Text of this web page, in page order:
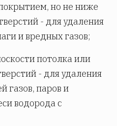
но не ниже
- для удаления
и вредных газов;
потолка или
- для удаления
газов, паров и
водорода с